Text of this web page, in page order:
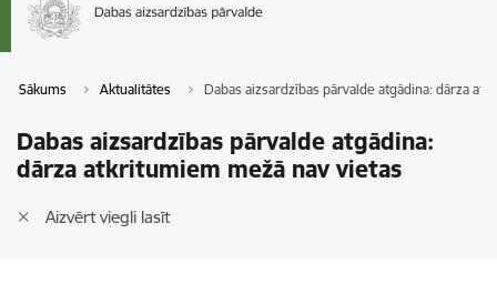
Sākums Aktualitātes Dabas aizsardzības pārvalde atgādina: dārza
Dabas aizsardzības pārvalde atgādina:
dārza atkritumiem mežā nav vietas
Aizvērt viegli lasīt